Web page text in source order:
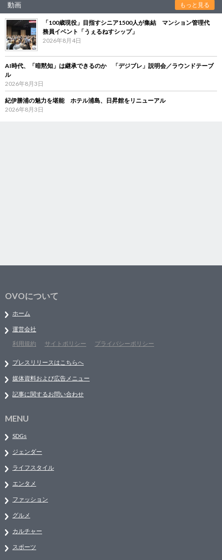
動画 もっと見る
「100歳現役」目指すシニア1500人が集結 マンション管理代
務員イベント「うぇるねすシップ」
2026年8月4日
AI時代、「暗黙知」は継承できるのか 「デジブレ」説明会／ラウンドテーブ
ル
2026年8月3日
紀伊勝浦の魅力を堪能 ホテル浦島、日昇館をリニューアル
2026年8月3日
OVOについて
ホーム
運営会社
利用規約
サイトポリシー プライバシーポリシー
プレスリリースはこちらへ
媒体資料および広告メニュー
記事に関するお問い合わせ
MENU
SDGs
ジェンダー
ライフスタイル
エンタメ
ファッション
グルメ
カルチャー
スポーツ